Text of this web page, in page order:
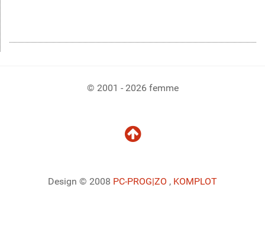
© 2001 - 2026 femme
Design © 2008 PC-PROG|ZO , KOMPLOT